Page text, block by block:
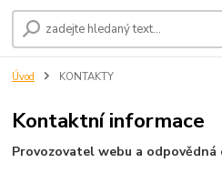
Úvod KONTAKTY
Kontaktní informace
Provozovatel webu a odpovědná